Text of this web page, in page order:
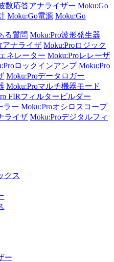
数応答アナライザー Moku:Go
Moku:Go電源 Moku:Go
る質問 Moku:Pro波形発生器
アナライザ Moku:Proロジック
ネレーター Moku:Proレレーザ
ロックインアンプ Moku:Pro
Moku:Proデータロガー
Moku:Proマルチ機器モード
FIRフィルタービルダー
ラー Moku:Proオシロスコープ
ライザ Moku:Proデジタルフィ
クス
ー